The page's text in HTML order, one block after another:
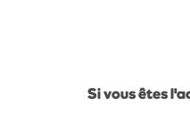
Si vous êtes